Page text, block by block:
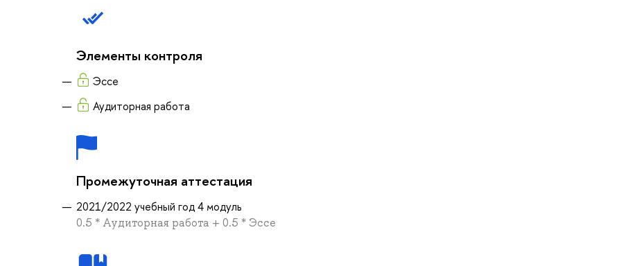
Элементы контроля
Эссе
Аудиторная работа
Промежуточная аттестация
2021/2022 учебный год 4 модуль
0.5 * Аудиторная работа + 0.5 * Эссе